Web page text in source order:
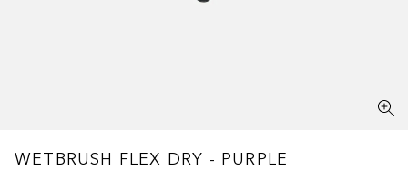
WETBRUSH FLEX DRY - PURPLE